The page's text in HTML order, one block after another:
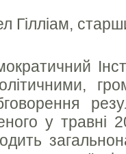
Гілліам,
у травні